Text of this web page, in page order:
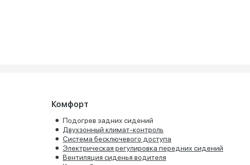
Комфорт
Подогрев задних сидений
Двухзонный климат-контроль
Система бесключевого доступа
Электрическая регулировка передних сидений
Вентиляция сиденья водителя